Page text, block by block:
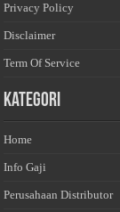
Privacy Policy
Disclaimer
Term Of Service
Kategori
Home
Info Gaji
Perusahaan Distributor